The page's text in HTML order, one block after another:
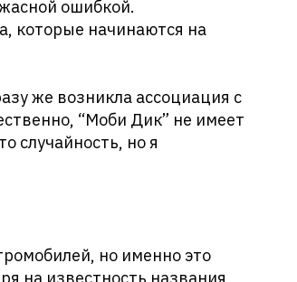
ошибкой.
которые начинаются на
же возникла ассоциация с
“Моби Дик” не имеет
случайность, но я
но именно это